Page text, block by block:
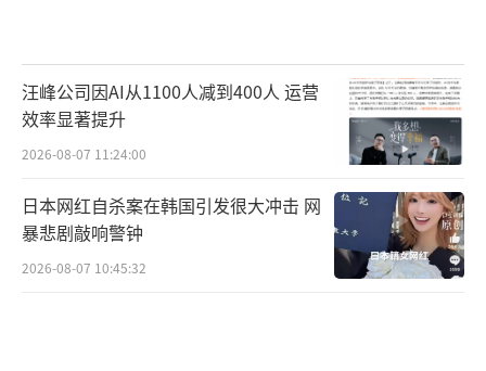
汪峰公司因AI从1100人减到400人 运营
效率显著提升
2026-08-07 11:24:00
日本网红自杀案在韩国引发很大冲击 网
暴悲剧敲响警钟
2026-08-07 10:45:32